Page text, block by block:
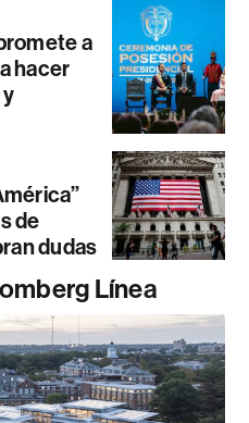
a
hacer
de
dudas
Línea